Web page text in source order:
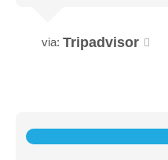
via: Tripadvisor